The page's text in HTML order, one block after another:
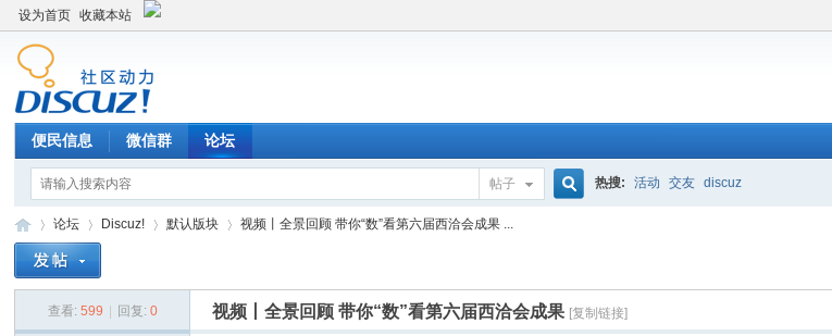
设为首页 收藏本站
便民信息 微信群 论坛
帖子
索
热搜: 活动 交友 discuz
论坛
›
Discuz!
›
默认版块
›
视频丨全景回顾 带你“数”看第六届西洽会成果 ...
查看: 599 回复: 0 视频丨全景回顾 带你“数”看第六届西洽会成果 [复制链接]